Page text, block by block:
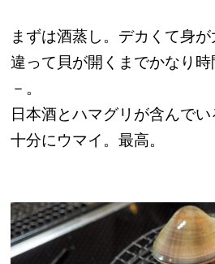
まずは酒蒸し。デカくて身
違って貝が開くまでかなり
－。
日本酒とハマグリが含んで
十分にウマイ。最高。